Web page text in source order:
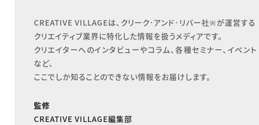
CREATIVE VILLAGEは、クリーク･アンド･リバー社※が運営する
クリエイティブ業界に特化した情報を扱うメディアです。
クリエイターへのインタビューやコラム、各種セミナー、イベント
など、
ここでしか知ることのできない情報をお届けします。
監修
CREATIVE VILLAGE編集部